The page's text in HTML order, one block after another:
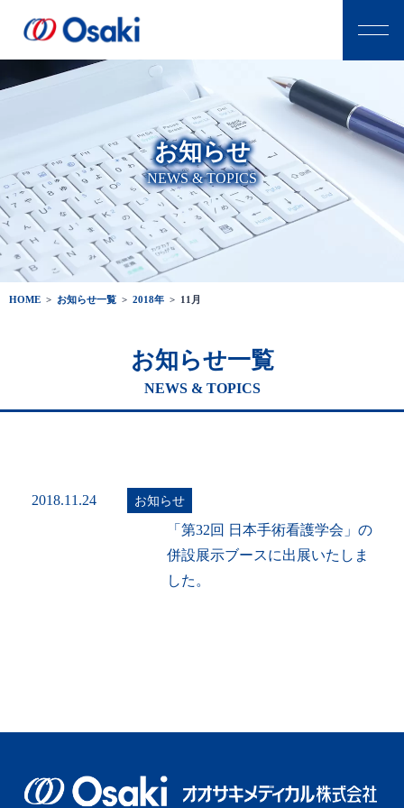
お知らせ
NEWS & TOPICS
HOME > お知らせ一覧 > 2018年 > 11月
お知らせ一覧
NEWS & TOPICS
2018.11.24 お知らせ
「第32回 日本手術看護学会」の
併設展示ブースに出展いたしま
した。